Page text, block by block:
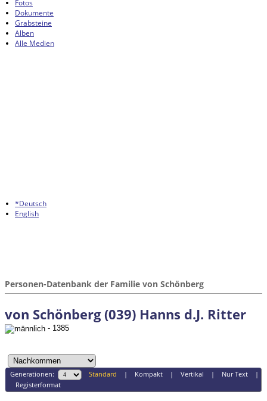
Fotos
Dokumente
Grabsteine
Alben
Alle Medien
*Deutsch
English
Personen-Datenbank der Familie von Schönberg
von Schönberg (039) Hanns d.J. Ritter
- 1385
Generationen: Standard | Kompakt| Vertikal | Nur Text|
Registerformat